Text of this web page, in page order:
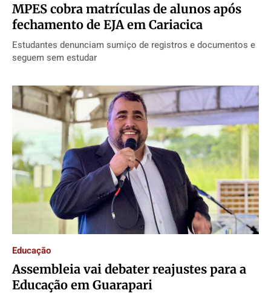
MPES cobra matrículas de alunos após
fechamento de EJA em Cariacica
Estudantes denunciam sumiço de registros e documentos e
seguem sem estudar
Educação
Assembleia vai debater reajustes para a
Educação em Guarapari